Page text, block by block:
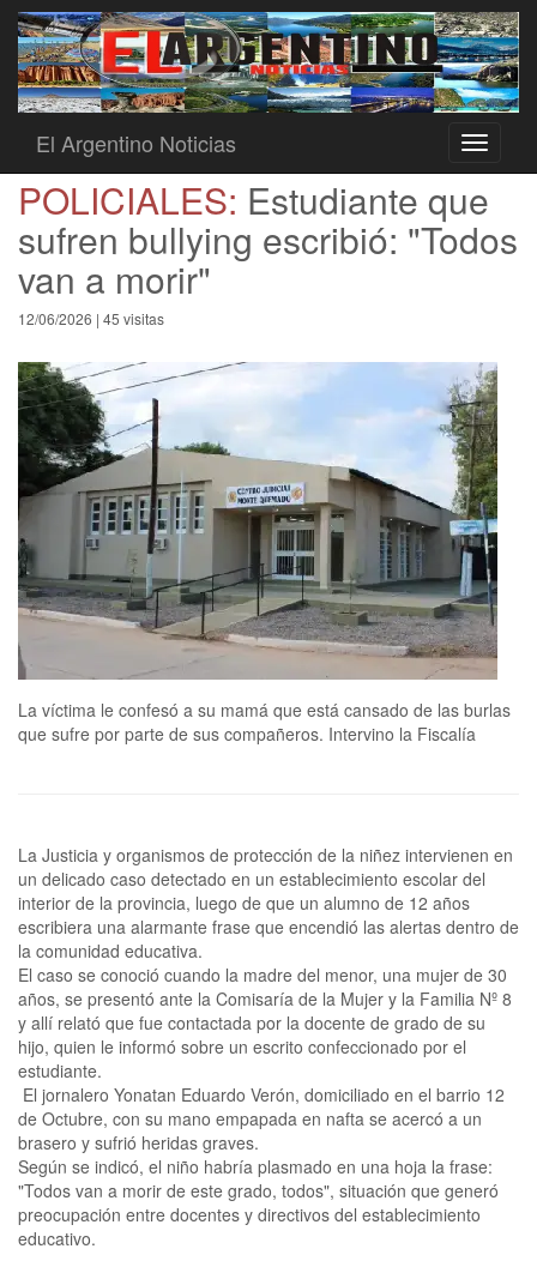
Toggle
El Argentino Noticias
POLICIALES: Estudiante que
sufren bullying escribió: "Todos
van a morir"
12/06/2026 | 45 visitas
La víctima le confesó a su mamá que está cansado de las burlas
que sufre por parte de sus compañeros. Intervino la Fiscalía
La Justicia y organismos de protección de la niñez intervienen en
un delicado caso detectado en un establecimiento escolar del
interior de la provincia, luego de que un alumno de 12 años
escribiera una alarmante frase que encendió las alertas dentro de
la comunidad educativa.
El caso se conoció cuando la madre del menor, una mujer de 30
años, se presentó ante la Comisaría de la Mujer y la Familia Nº 8
y allí relató que fue contactada por la docente de grado de su
hijo, quien le informó sobre un escrito confeccionado por el
estudiante.
El jornalero Yonatan Eduardo Verón, domiciliado en el barrio 12
de Octubre, con su mano empapada en nafta se acercó a un
brasero y sufrió heridas graves.
Según se indicó, el niño habría plasmado en una hoja la frase:
"Todos van a morir de este grado, todos", situación que generó
preocupación entre docentes y directivos del establecimiento
educativo.